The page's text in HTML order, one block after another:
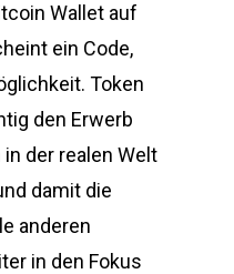
Wallet auf
ein Code,
Token
den Erwerb
der realen Welt
damit die
anderen
in den Fokus